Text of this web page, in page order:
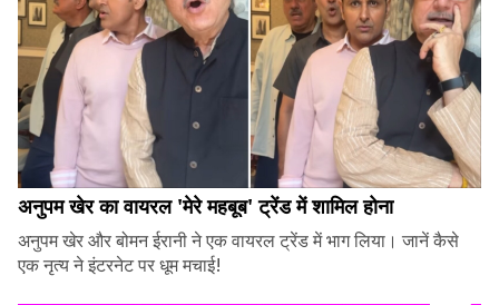
अनुपम खेर का वायरल 'मेरे महबूब' ट्रेंड में शामिल होना
अनुपम खेर और बोमन ईरानी ने एक वायरल ट्रेंड में भाग लिया। जानें कैसे
एक नृत्य ने इंटरनेट पर धूम मचाई!